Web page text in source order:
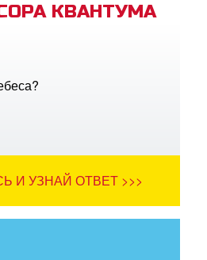
КВАНТУМА
И УЗНАЙ ОТВЕТ >>>